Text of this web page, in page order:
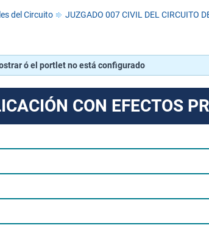
del Circuito JUZGADO 007 CIVIL DEL CIRCUITO
ó el portlet no está configurado
CON EFECTOS